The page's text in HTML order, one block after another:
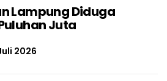
Lampung Diduga
Juta
2026